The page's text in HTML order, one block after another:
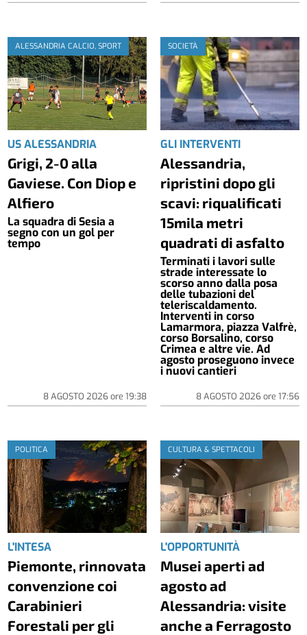
ALESSANDRIA CALCIO, SPORT
US ALESSANDRIA
Grigi, 2-0 alla
Gaviese. Con Diop e
Alfiero
La squadra di Sesia a
segno con un gol per
tempo
8 AGOSTO 2026ore 19:38
SOCIETÀ
GLI INTERVENTI
Alessandria,
ripristini dopo gli
scavi: riqualificati
15mila metri
quadrati di asfalto
Terminati i lavori sulle
strade interessate lo
scorso anno dalla posa
delle tubazioni del
teleriscaldamento.
Interventi in corso
Lamarmora, piazza Valfrè,
corso Borsalino, corso
Crimea e altre vie. Ad
agosto proseguono invece
i nuovi cantieri
8 AGOSTO 2026ore 17:56
POLITICA
L'INTESA
Piemonte, rinnovata
convenzione coi
Carabinieri
Forestali per gli
CULTURA & SPETTACOLI
L'OPPORTUNITÀ
Musei aperti ad
agosto ad
Alessandria: visite
anche a Ferragosto